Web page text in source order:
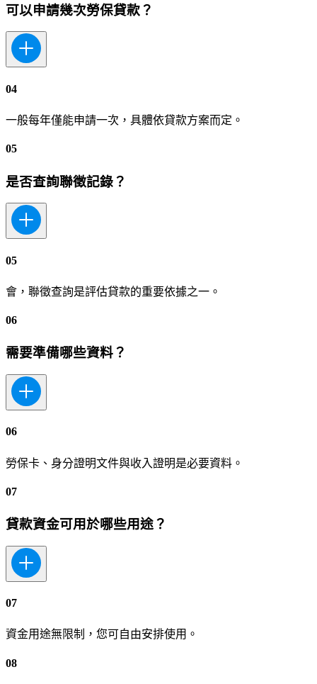
可以申請幾次勞保貸款？
04
一般每年僅能申請一次，具體依貸款方案而定。
05
是否查詢聯徵記錄？
05
會，聯徵查詢是評估貸款的重要依據之一。
06
需要準備哪些資料？
06
勞保卡、身分證明文件與收入證明是必要資料。
07
貸款資金可用於哪些用途？
07
資金用途無限制，您可自由安排使用。
08